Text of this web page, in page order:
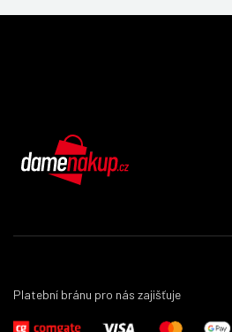
Platební bránu pro nás zajišťuje